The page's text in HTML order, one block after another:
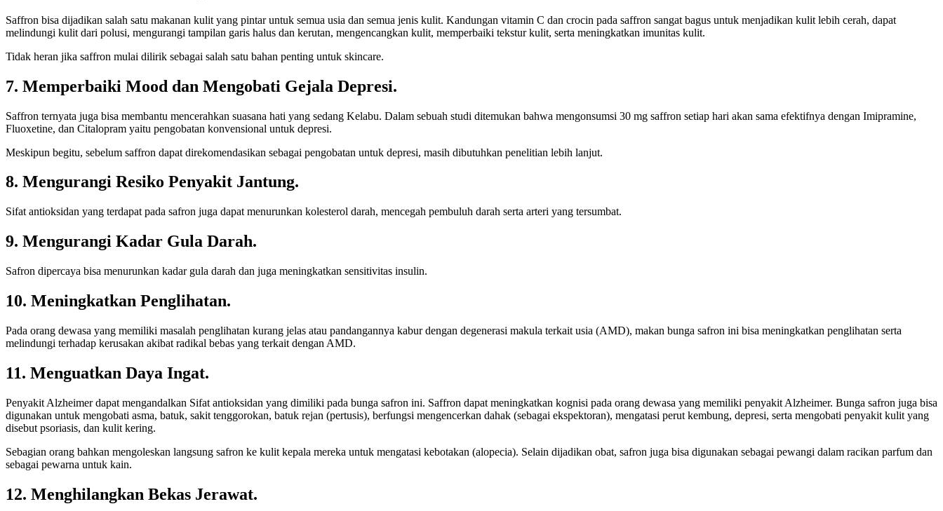
Saffron bisa dijadikan salah satu makanan kulit yang pintar untuk semua usia dan semua jenis kulit. Kandungan vitamin C dan crocin pada saffron sangat bagus untuk menjadikan kulit lebih cerah, dapat
melindungi kulit dari polusi, mengurangi tampilan garis halus dan kerutan, mengencangkan kulit, memperbaiki tekstur kulit, serta meningkatkan imunitas kulit.
Tidak heran jika saffron mulai dilirik sebagai salah satu bahan penting untuk skincare.
7. Memperbaiki Mood dan Mengobati Gejala Depresi.
Saffron ternyata juga bisa membantu mencerahkan suasana hati yang sedang Kelabu. Dalam sebuah studi ditemukan bahwa mengonsumsi 30 mg saffron setiap hari akan sama efektifnya dengan Imipramine,
Fluoxetine, dan Citalopram yaitu pengobatan konvensional untuk depresi.
Meskipun begitu, sebelum saffron dapat direkomendasikan sebagai pengobatan untuk depresi, masih dibutuhkan penelitian lebih lanjut.
8. Mengurangi Resiko Penyakit Jantung.
Sifat antioksidan yang terdapat pada safron juga dapat menurunkan kolesterol darah, mencegah pembuluh darah serta arteri yang tersumbat.
9. Mengurangi Kadar Gula Darah.
Safron dipercaya bisa menurunkan kadar gula darah dan juga meningkatkan sensitivitas insulin.
10. Meningkatkan Penglihatan.
Pada orang dewasa yang memiliki masalah penglihatan kurang jelas atau pandangannya kabur dengan degenerasi makula terkait usia (AMD), makan bunga safron ini bisa meningkatkan penglihatan serta
melindungi terhadap kerusakan akibat radikal bebas yang terkait dengan AMD.
11. Menguatkan Daya Ingat.
Penyakit Alzheimer dapat mengandalkan Sifat antioksidan yang dimiliki pada bunga safron ini. Saffron dapat meningkatkan kognisi pada orang dewasa yang memiliki penyakit Alzheimer. Bunga safron juga bisa
digunakan untuk mengobati asma, batuk, sakit tenggorokan, batuk rejan (pertusis), berfungsi mengencerkan dahak (sebagai ekspektoran), mengatasi perut kembung, depresi, serta mengobati penyakit kulit yang
disebut psoriasis, dan kulit kering.
Sebagian orang bahkan mengoleskan langsung safron ke kulit kepala mereka untuk mengatasi kebotakan (alopecia). Selain dijadikan obat, safron juga bisa digunakan sebagai pewangi dalam racikan parfum dan
sebagai pewarna untuk kain.
12. Menghilangkan Bekas Jerawat.